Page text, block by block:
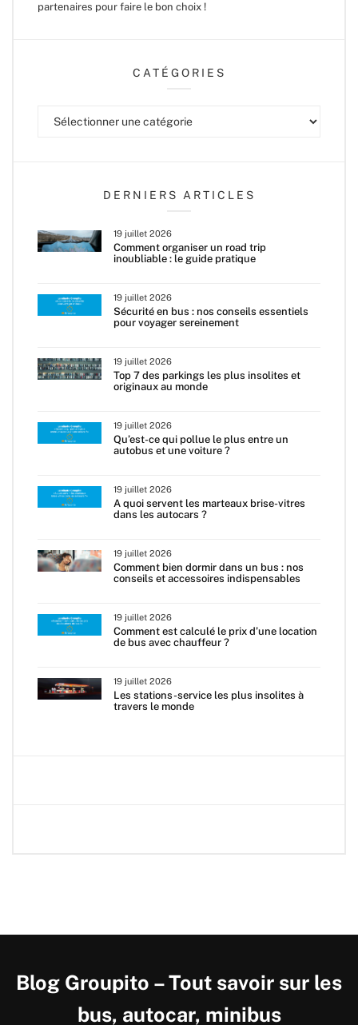
partenaires pour faire le bon choix !
CATÉGORIES
DERNIERS ARTICLES
19 juillet 2026
Comment organiser un road trip
inoubliable : le guide pratique
19 juillet 2026
Sécurité en bus : nos conseils essentiels
pour voyager sereinement
19 juillet 2026
Top 7 des parkings les plus insolites et
originaux au monde
19 juillet 2026
Qu’est-ce qui pollue le plus entre un
autobus et une voiture ?
19 juillet 2026
A quoi servent les marteaux brise-vitres
dans les autocars ?
19 juillet 2026
Comment bien dormir dans un bus : nos
conseils et accessoires indispensables
19 juillet 2026
Comment est calculé le prix d’une location
de bus avec chauffeur ?
19 juillet 2026
Les stations-service les plus insolites à
travers le monde
Blog Groupito – Tout savoir sur les
bus, autocar, minibus